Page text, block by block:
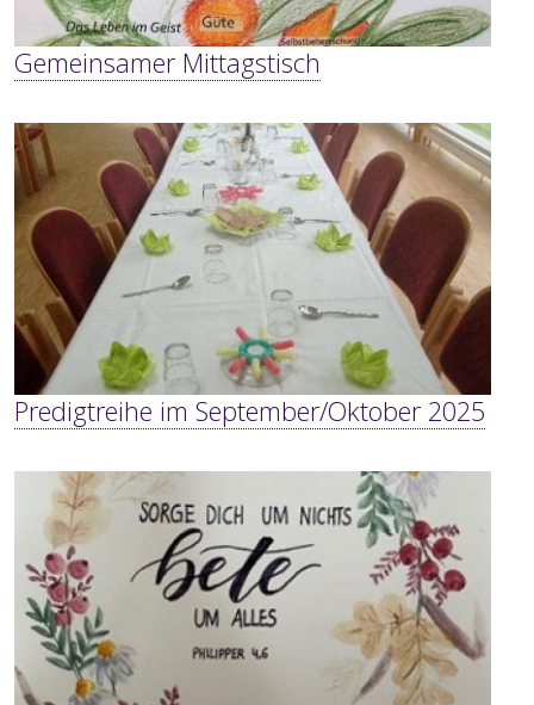
Gemeinsamer Mittagstisch
Predigtreihe im September/Oktober 2025